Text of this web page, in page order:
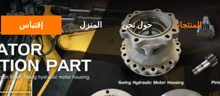
المنزل حول نحن المنتجات إقتباس